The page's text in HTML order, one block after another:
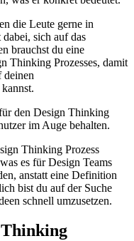
die Leute gerne in
sich auf das
brauchst du eine
Thinking Prozesses, damit
deinen
den Design Thinking
im Auge behalten.
Thinking Prozess
es für Design Teams
anstatt eine Definition
bist du auf der Suche
schnell umzusetzen.
Thinking